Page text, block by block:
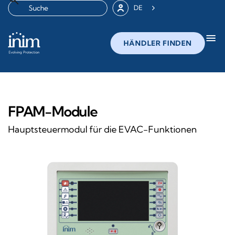
DE
HÄNDLER FINDEN menu
FPAM-Module
Hauptsteuermodul für die EVAC-Funktionen